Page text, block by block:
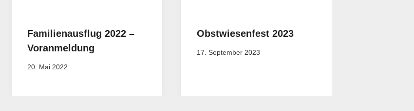
Familienausflug 2022 –
Voranmeldung
20. Mai 2022
Obstwiesenfest 2023
17. September 2023